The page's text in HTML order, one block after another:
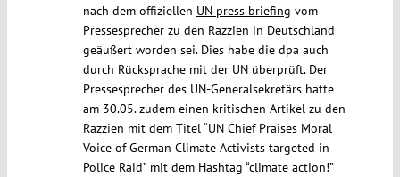
nach dem offiziellen UN press briefing vom
Pressesprecher zu den Razzien in Deutschland
geäußert worden sei. Dies habe die dpa auch
durch Rücksprache mit der UN überprüft. Der
Pressesprecher des UN-Generalsekretärs hatte
am 30.05. zudem einen kritischen Artikel zu den
Razzien mit dem Titel “UN Chief Praises Moral
Voice of German Climate Activists targeted in
Police Raid” mit dem Hashtag “climate action!”